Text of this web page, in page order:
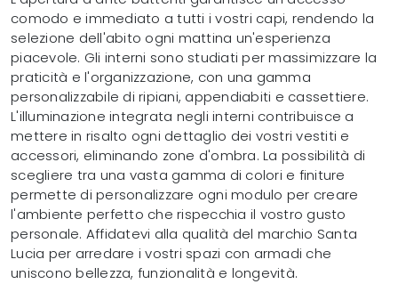
comodo e immediato a tutti i vostri capi, rendendo la
selezione dell'abito ogni mattina un'esperienza
piacevole. Gli interni sono studiati per massimizzare la
praticità e l'organizzazione, con una gamma
personalizzabile di ripiani, appendiabiti e cassettiere.
L'illuminazione integrata negli interni contribuisce a
mettere in risalto ogni dettaglio dei vostri vestiti e
accessori, eliminando zone d'ombra. La possibilità di
scegliere tra una vasta gamma di colori e finiture
permette di personalizzare ogni modulo per creare
l'ambiente perfetto che rispecchia il vostro gusto
personale. Affidatevi alla qualità del marchio Santa
Lucia per arredare i vostri spazi con armadi che
uniscono bellezza, funzionalità e longevità.